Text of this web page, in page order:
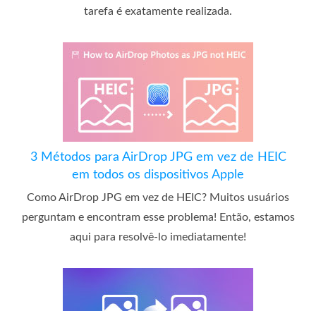
tarefa é exatamente realizada.
3 Métodos para AirDrop JPG em vez de HEIC
em todos os dispositivos Apple
Como AirDrop JPG em vez de HEIC? Muitos usuários
perguntam e encontram esse problema! Então, estamos
aqui para resolvê-lo imediatamente!